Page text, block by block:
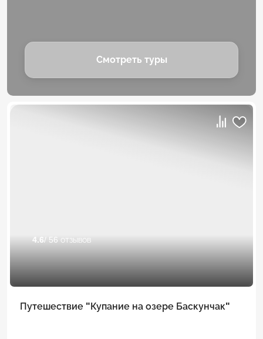
Смотреть туры
4.6/ 56 отзывов
Путешествие "Купание на озере Баскунчак"